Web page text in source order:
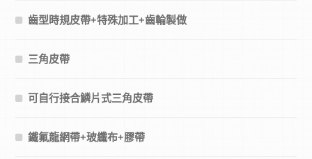
齒型時規皮帶+特殊加工+齒輪製做
三角皮帶
可自行接合鱗片式三角皮帶
鐵氟龍網帶+玻纖布+膠帶